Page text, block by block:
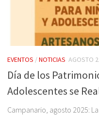
EVENTOS /NOTICIAS AGOSTO
Día de los
Adolescentes se
Campanario, agosto 2025: